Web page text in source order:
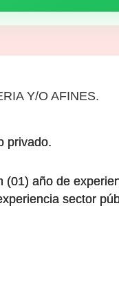
Y/O AFINES.
privado.
año de
sector